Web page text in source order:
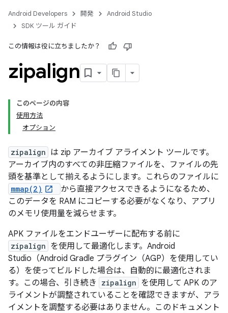
Android Developers 開発
Android Studio
SDK ツール ガイド
この情報は役に立ちましたか？
zipalign
このページの内容
使用方法
オプション
zipalign は zip アーカイブ アライメント ツールです。
アーカイブ内のすべての非圧縮ファイルを、ファイルの先
頭を基準として揃えるようにします。これらのファイルに
mmap(2)
から直接アクセスできるようになるため、
このデータを RAM にコピーする必要がなくなり、アプリ
のメモリ使用量を減らせます。
APK ファイルをエンドユーザーに配布する前に
zipalign を使用して最適化します。Android
Studio（Android Gradle プラグイン（AGP）を使用してい
る）を使ってビルドした場合は、自動的に最適化されま
す。この場合、引き続き
zipalign を使用して APK のア
ライメントが調整されていることを確認できますが、アラ
イメントを調整する必要はありません。このドキュメント